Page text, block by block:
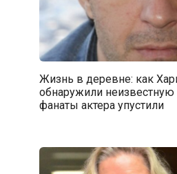
Жизнь в деревне: как
обнаружили неизвестную
фанаты актера упустили